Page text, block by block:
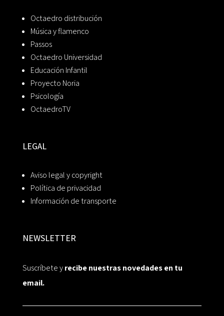
Octaedro distribución
Música y flamenco
Passos
Octaedro Universidad
Educación Infantil
Proyecto Noria
Psicología
OctaedroTV
LEGAL
Aviso legal y copyright
Política de privacidad
Información de transporte
NEWSLETTER
Suscríbete yrecibe nuestras novedades en tu
email.